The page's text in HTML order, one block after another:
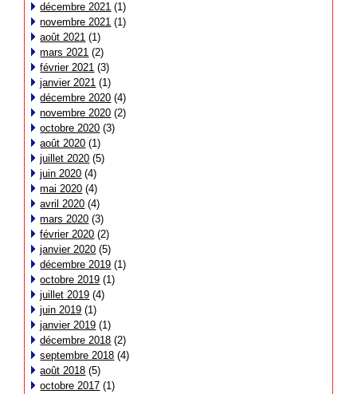
décembre 2021 (1)
novembre 2021 (1)
août 2021 (1)
mars 2021 (2)
février 2021 (3)
janvier 2021 (1)
décembre 2020 (4)
novembre 2020 (2)
octobre 2020 (3)
août 2020 (1)
juillet 2020 (5)
juin 2020 (4)
mai 2020 (4)
avril 2020 (4)
mars 2020 (3)
février 2020 (2)
janvier 2020 (5)
décembre 2019 (1)
octobre 2019 (1)
juillet 2019 (4)
juin 2019 (1)
janvier 2019 (1)
décembre 2018 (2)
septembre 2018 (4)
août 2018 (5)
octobre 2017 (1)